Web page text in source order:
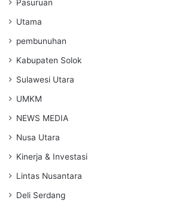
Pasuruan
Utama
pembunuhan
Kabupaten Solok
Sulawesi Utara
UMKM
NEWS MEDIA
Nusa Utara
Kinerja & Investasi
Lintas Nusantara
Deli Serdang